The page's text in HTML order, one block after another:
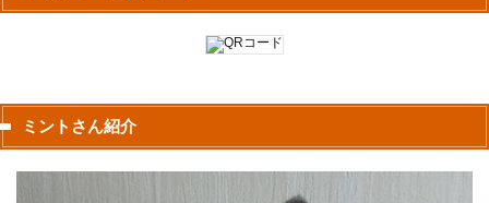
ミントさん紹介